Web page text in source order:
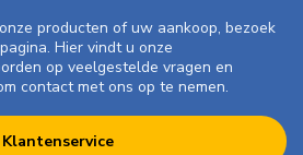
producten of uw aankoop, bezoek
Hier vindt u onze
op veelgestelde vragen en
contact met ons op te nemen.
Klantenservice